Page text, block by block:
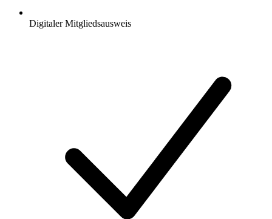
Digitaler Mitgliedsausweis